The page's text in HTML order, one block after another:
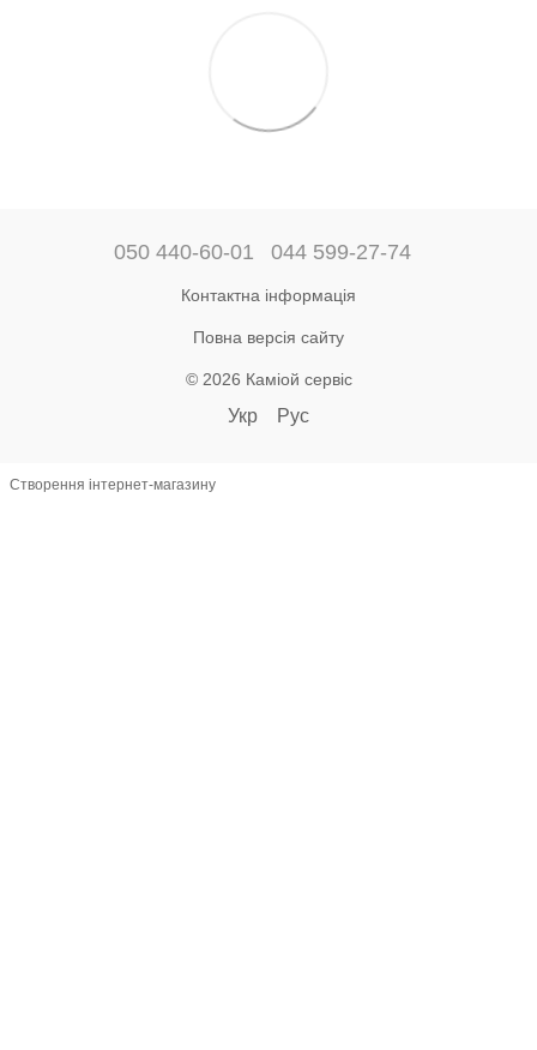
050 440-60-01 044 599-27-74
Контактна інформація
Повна версія сайту
© 2026 Каміой сервіс
Укр Рус
Створення інтернет-магазину